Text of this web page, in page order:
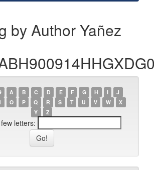
by Author Yañez
A B C D E F G H I
J
O P Q R S T U V W
X
Y
Z
letters: